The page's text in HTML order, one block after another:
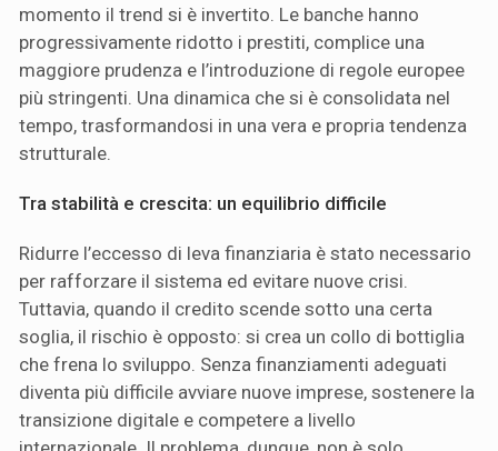
momento il trend si è invertito. Le banche hanno
progressivamente ridotto i prestiti, complice una
maggiore prudenza e l’introduzione di regole europee
più stringenti. Una dinamica che si è consolidata nel
tempo, trasformandosi in una vera e propria tendenza
strutturale.
Tra stabilità e crescita: un equilibrio difficile
Ridurre l’eccesso di leva finanziaria è stato necessario
per rafforzare il sistema ed evitare nuove crisi.
Tuttavia, quando il credito scende sotto una certa
soglia, il rischio è opposto: si crea un collo di bottiglia
che frena lo sviluppo. Senza finanziamenti adeguati
diventa più difficile avviare nuove imprese, sostenere la
transizione digitale e competere a livello